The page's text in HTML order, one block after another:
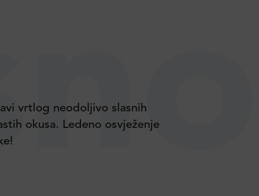
vrtlog neodoljivo slasnih
okusa. Ledeno osvježenje